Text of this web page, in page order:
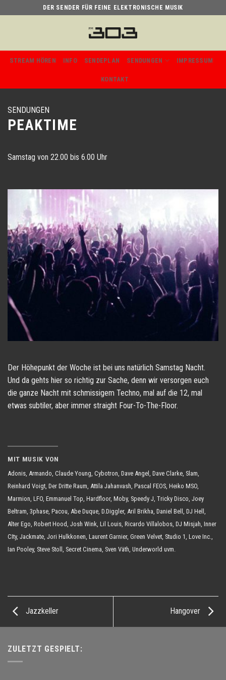
to
DER SENDER FÜR FEINE ELEKTRONISCHE MUSIK
STREAM HÖREN INFO SENDEPLAN SENDUNGEN IMPRESSUM
KONTAKT
SENDUNGEN
PEAKTIME
Samstag von 22.00 bis 6.00 Uhr
Der Höhepunkt der Woche ist bei uns natürlich Samstag Nacht.
Und da gehts hier so richtig zur Sache, denn wir versorgen euch
die ganze Nacht mit schmissigem Techno, mal auf die 12, mal
etwas subtiler, aber immer straight Four-To-The-Floor.
MIT MUSIK VON
Adonis, Armando, Claude Young, Cybotron, Dave Angel, Dave Clarke, Slam,
Reinhard Voigt, Der Dritte Raum, Attila Jahanvash, Pascal FEOS, Heiko MSO,
Marmion, LFO, Emmanuel Top, Hardfloor, Moby, Speedy J, Tricky Disco, Joey
Beltram, 3phase, Pacou, Abe Duque, D.Diggler, Aril Brikha, Daniel Bell, DJ Hell,
Alter Ego, Robert Hood, Josh Wink, Lil Louis, Ricardo Villalobos, DJ Misjah, Inner
CIty, Jackmate, Jori Hulkkonen, Laurent Garnier, Green Velvet, Studio 1, Love Inc.,
Ian Pooley, Steve Stoll, Secret Cinema, Sven Väth, Underworld uvm.
Jazzkeller Hangover
ZULETZT GESPIELT: